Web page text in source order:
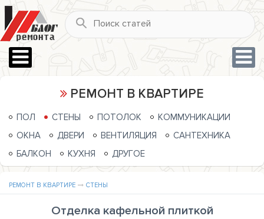
РЕМОНТ В КВАРТИРЕ
ПОЛ СТЕНЫ ПОТОЛОК
КОММУНИКАЦИИ
ОКНА
ДВЕРИ ВЕНТИЛЯЦИЯ
САНТЕХНИКА
БАЛКОН
КУХНЯ ДРУГОЕ
РЕМОНТ В КВАРТИРЕ СТЕНЫ
Отделка кафельной плиткой